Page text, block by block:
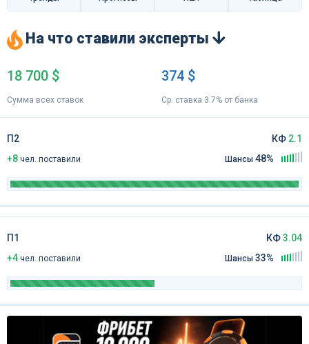
На что ставили эксперты
18 700 $
Сумма всех ставок
374 $
Ср. ставка 3.7% от банка
П2
+8 чел. поставили
КФ 2.1
Шансы 48%
П1
+4 чел. поставили
КФ3.04
Шансы 33%